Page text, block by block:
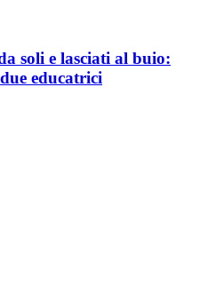
soli e lasciati al buio:
educatrici